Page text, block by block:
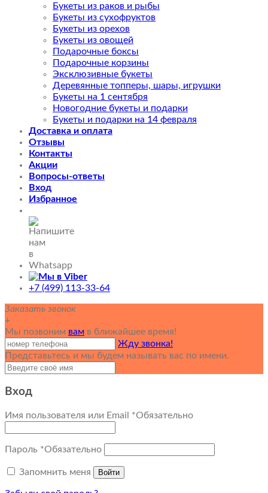
Букеты из раков и рыбы
Букеты из сухофруктов
Букеты из орехов
Букеты из овощей
Подарочные боксы
Подарочные корзины
Эксклюзивные букеты
Деревянные топперы, шары, игрушки
Букеты на 1 сентября
Новогодние букеты и подарки
Букеты и подарки на 14 февраля
Доставка и оплата
Отзывы
Контакты
Акции
Вопросы-ответы
Вход
Избранное
+7 (499) 113-33-64
Заказать звонок
+
Мы позвоним вам в ближайшее время!
Жду звонка!
Представьтесь и мы будем называть вас по имени.
Вход
Имя пользователя или Email *Обязательно
Пароль *Обязательно
Запомнить меня Войти